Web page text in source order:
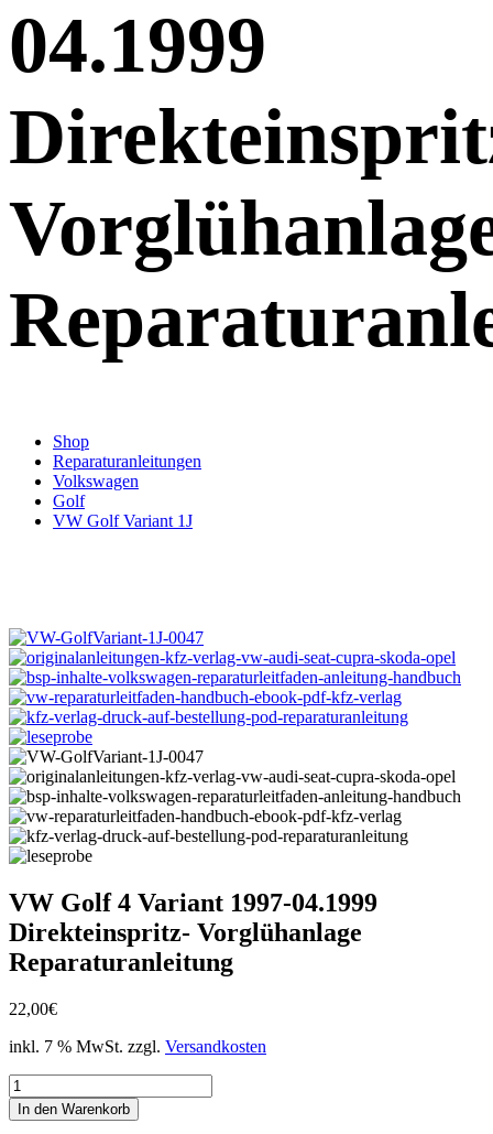
04.1999
Shop
Reparaturanleitungen
Volkswagen
Golf
VW Golf Variant 1J
VW Golf 4 Variant 1997-04.1999
Direkteinspritz- Vorglühanlage
Reparaturanleitung
22,00€
inkl. 7 % MwSt. zzgl. Versandkosten
VW
Golf
4
In den Warenkorb